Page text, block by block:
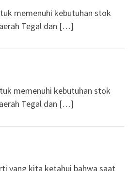
memenuhi kebutuhan stok
Tegal dan […]
memenuhi kebutuhan stok
Tegal dan […]
yang kita ketahui bahwa saat